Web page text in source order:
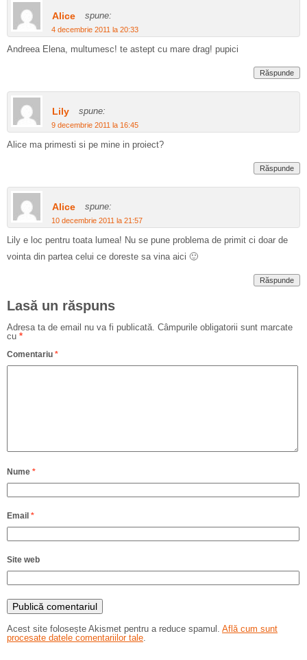
Alice spune:
4 decembrie 2011 la 20:33
Andreea Elena, multumesc! te astept cu mare drag! pupici
Răspunde
Lily spune:
9 decembrie 2011 la 16:45
Alice ma primesti si pe mine in proiect?
Răspunde
Alice spune:
10 decembrie 2011 la 21:57
Lily e loc pentru toata lumea! Nu se pune problema de primit ci doar de
vointa din partea celui ce doreste sa vina aici 🙂
Răspunde
Lasă un răspuns
Adresa ta de email nu va fi publicată. Câmpurile obligatorii sunt marcate
cu *
Comentariu *
Nume *
Email *
Site web
Acest site folosește Akismet pentru a reduce spamul. Află cum sunt
procesate datele comentariilor tale.